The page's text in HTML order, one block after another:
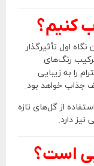
کنیم؟
اول تأثیرگذار
رنگ‌های
را به زیبایی
جذاب خواهد بود.
از گل‌های تازه
دارد.
است؟